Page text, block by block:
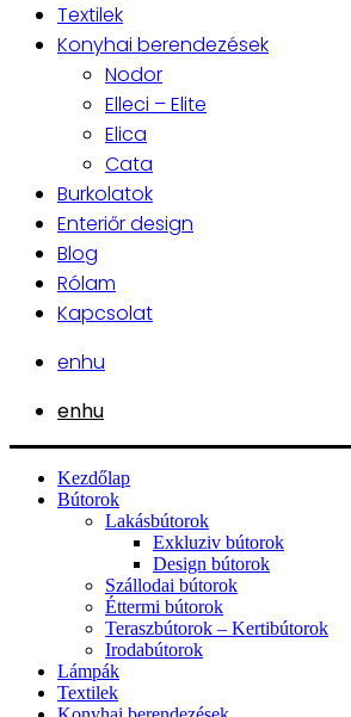
Textilek
Konyhai berendezések
Nodor
Elleci – Elite
Elica
Cata
Burkolatok
Enteriőr design
Blog
Rólam
Kapcsolat
enhu
enhu
Kezdőlap
Bútorok
Lakásbútorok
Exkluziv bútorok
Design bútorok
Szállodai bútorok
Éttermi bútorok
Teraszbútorok – Kertibútorok
Irodabútorok
Lámpák
Textilek